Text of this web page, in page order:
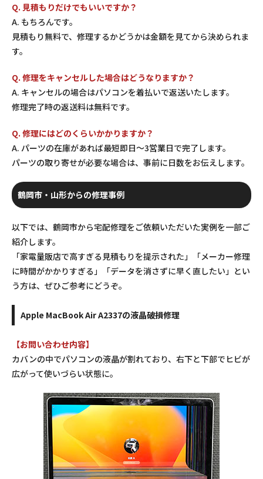
Q. 見積もりだけでもいいですか？
A. もちろんです。
見積もり無料で、修理するかどうかは金額を見てから決められま
す。
Q. 修理をキャンセルした場合はどうなりますか？
A. キャンセルの場合はパソコンを着払いで返送いたします。
修理完了時の返送料は無料です。
Q. 修理にはどのくらいかかりますか？
A. パーツの在庫があれば最短即日〜3営業日で完了します。
パーツの取り寄せが必要な場合は、事前に日数をお伝えします。
鶴岡市・山形からの修理事例
以下では、鶴岡市から宅配修理をご依頼いただいた実例を一部ご
紹介します。
「家電量販店で高すぎる見積もりを提示された」「メーカー修理
に時間がかかりすぎる」「データを消さずに早く直したい」とい
う方は、ぜひご参考にどうぞ。
Apple MacBook Air A2337の液晶破損修理
【お問い合わせ内容】
カバンの中でパソコンの液晶が割れており、右下と下部でヒビが
広がって使いづらい状態に。